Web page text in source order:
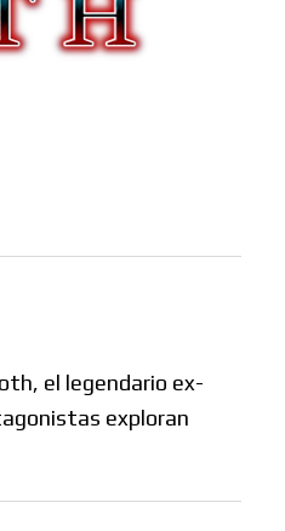
el legendario ex-
exploran